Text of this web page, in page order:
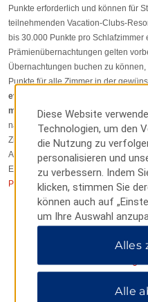
Punkte erforderlich und können für
teilnehmenden Vacation-Clubs-
bis 30.000 Punkte pro Schlafzimmer
Prämienübernachtungen gelten
Übernachtungen buchen zu
Punkte für alle Zimmer in der
eventuell Resortgebühren an,
mit Punkten bezahlt werden
nach Unterkunft. Für die meisten
Zimmerpreis, Steuern mitgerechnet.
Ausschlusstage/Ausschlusstarife,
Einschränkungen; weitere
Programmbedingungen.
Diese Website
Technologien, um den
die Nutzung zu
personalisieren und
zu verbessern. Indem
klicken, stimmen Sie
können auch auf
um Ihre Auswahl
ablehnen“, um nur
Weitere Informationen
Alles
Alle